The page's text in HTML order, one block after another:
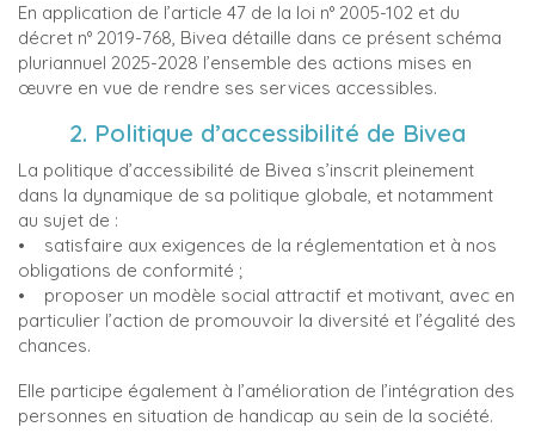
En application de l’article 47 de la loi n° 2005-102 et du
décret n° 2019-768, Bivea détaille dans ce présent schéma
pluriannuel 2025-2028 l’ensemble des actions mises en
œuvre en vue de rendre ses services accessibles.
2. Politique d’accessibilité de Bivea
La politique d’accessibilité de Bivea s’inscrit pleinement
dans la dynamique de sa politique globale, et notamment
au sujet de :
• satisfaire aux exigences de la réglementation et à nos
obligations de conformité ;
• proposer un modèle social attractif et motivant, avec en
particulier l’action de promouvoir la diversité et l’égalité des
chances.
Elle participe également à l’amélioration de l’intégration des
personnes en situation de handicap au sein de la société.